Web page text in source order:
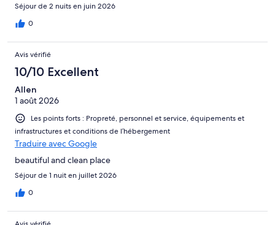
Séjour de 2 nuits en juin 2026
0
Avis vérifié
10/10 Excellent
Allen
1 août 2026
Les points forts : Propreté, personnel et service, équipements et
infrastructures et conditions de l’hébergement
Traduire avec Google
beautiful and clean place
Séjour de 1 nuit en juillet 2026
0